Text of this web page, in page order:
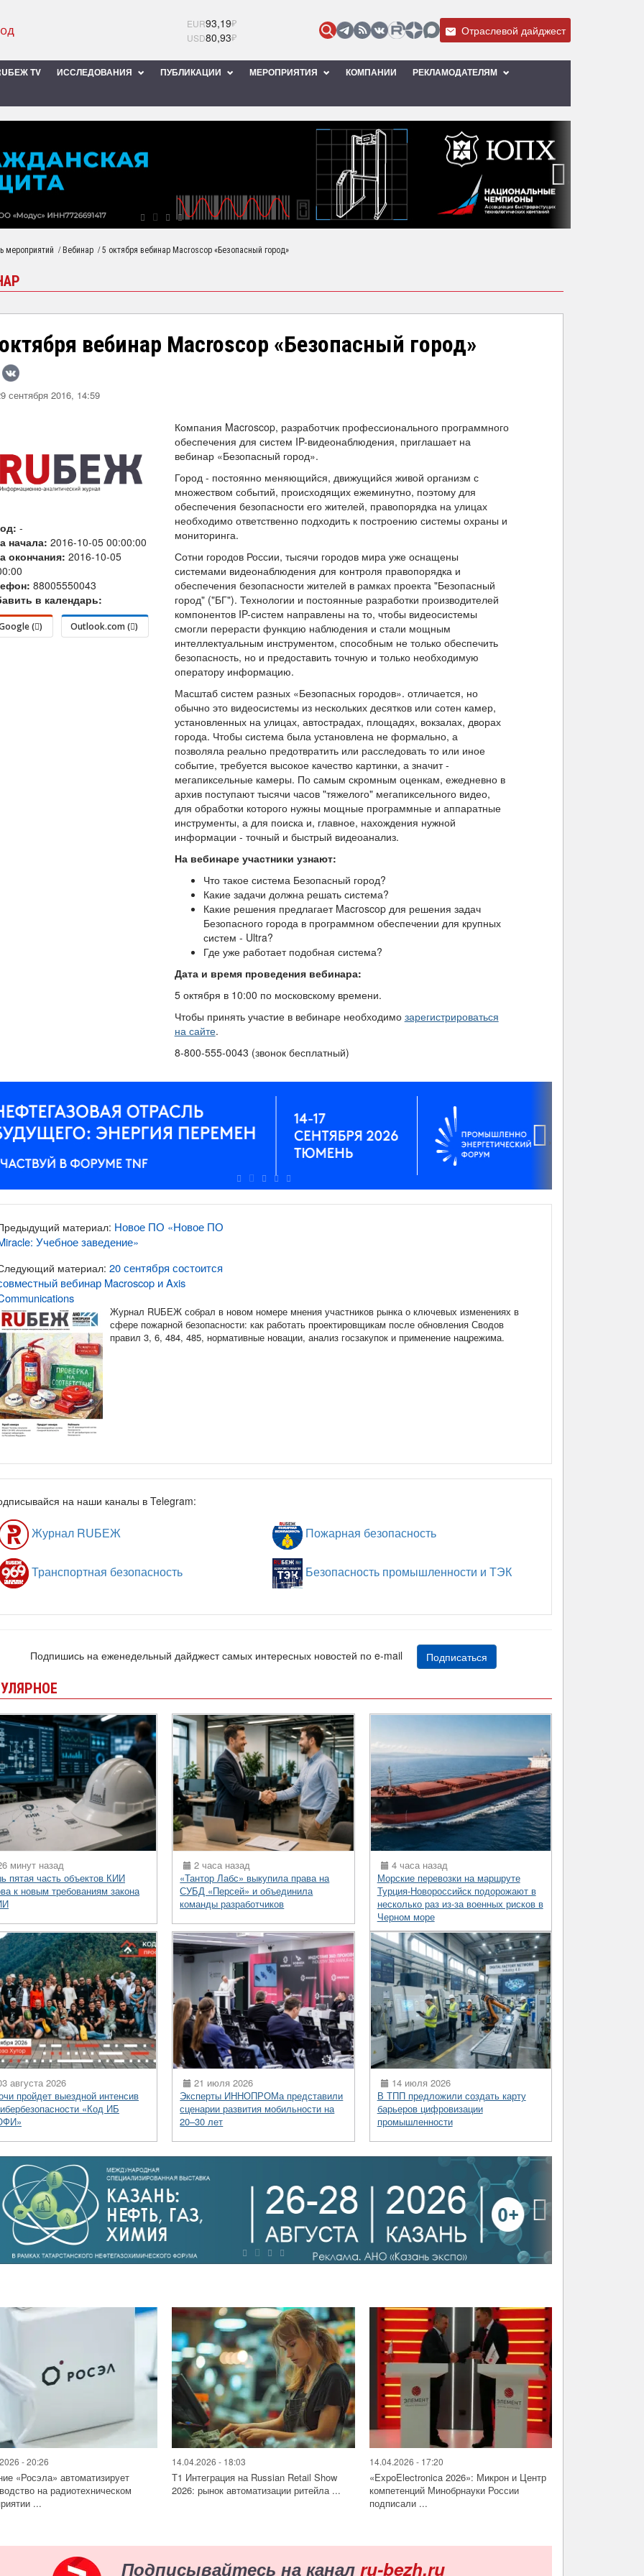
EUR93,19₽
USD80,93₽ Отраслевой дайджест
TV ИССЛЕДОВАНИЯ ПУБЛИКАЦИИ МЕРОПРИЯТИЯ КОМПАНИИ РЕКЛАМОДАТЕЛЯМ
мероприятий / Вебинар /5 октября вебинар Macroscop «Безопасный город»
вебинар Macroscop «Безопасный город»
сентября 2016, 14:59
-
начала: 2016-10-05 00:00:00
окончания: 2016-10-05
88005550043
в календарь:
( ) Outlook.com ( )
Компания Macroscop, разработчик профессионального программного
обеспечения для систем IP-видеонаблюдения, приглашает на
вебинар «Безопасный город».
Город - постоянно меняющийся, движущийся живой организм с
множеством событий, происходящих ежеминутно, поэтому для
обеспечения безопасности его жителей, правопорядка на улицах
необходимо ответственно подходить к построению системы охраны и
мониторинга.
Сотни городов России, тысячи городов мира уже оснащены
системами видеонаблюдения для контроля правопорядка и
обеспечения безопасности жителей в рамках проекта "Безопасный
город" ("БГ"). Технологии и постоянные разработки производителей
компонентов IP-систем направлены на то, чтобы видеосистемы
смогли перерасти функцию наблюдения и стали мощным
интеллектуальным инструментом, способным не только обеспечить
безопасность, но и предоставить точную и только необходимую
оператору информацию.
Масштаб систем разных «Безопасных городов». отличается, но
обычно это видеосистемы из нескольких десятков или сотен камер,
установленных на улицах, автострадах, площадях, вокзалах, дворах
города. Чтобы система была установлена не формально, а
позволяла реально предотвратить или расследовать то или иное
событие, требуется высокое качество картинки, а значит -
мегапиксельные камеры. По самым скромным оценкам, ежедневно в
архив поступают тысячи часов "тяжелого" мегапиксельного видео,
для обработки которого нужны мощные программные и аппаратные
инструменты, а для поиска и, главное, нахождения нужной
информации - точный и быстрый видеоанализ.
На вебинаре участники узнают:
Что такое система Безопасный город?
Какие задачи должна решать система?
Какие решения предлагает Macroscop для решения задач
Безопасного города в программном обеспечении для крупных
систем - Ultra?
Где уже работает подобная система?
Дата и время проведения вебинара:
5 октября в 10:00 по московскому времени.
Чтобы принять участие в вебинаре необходимо зарегистрироваться
на сайте.
8-800-555-0043 (звонок бесплатный)
›
материал: Новое ПО «Новое ПО
Учебное заведение»
материал: 20 сентября состоится
вебинар Macroscop и Axis
Журнал RUБЕЖ собрал в новом номере мнения участников рынка о ключевых изменениях в
сфере пожарной безопасности: как работать проектировщикам после обновления Сводов
правил 3, 6, 484, 485, нормативные новации, анализ госзакупок и применение нацрежима.
на наши каналы в Telegram:
Журнал RUБЕЖ Пожарная безопасность
Транспортная безопасность Безопасность промышленности и ТЭК
Подпишись на еженедельный дайджест самых интересных новостей по e-mail Подписаться
минут назад
пятая часть объектов КИИ
к новым требованиям закона
2 часа назад
«Тантор Лабс» выкупила права на
СУБД «Персей» и объединила
команды разработчиков
4 часа назад
Морские перевозки на маршруте
Турция-Новороссийск подорожают в
несколько раз из-за военных рисков в
Черном море
августа 2026
пройдет выездной интенсив
«Код ИБ
21 июля 2026
Эксперты ИННОПРОМа представили
сценарии развития мобильности на
20–30 лет
14 июля 2026
В ТПП предложили создать карту
барьеров цифровизации
промышленности
›
- 20:26
«Росэла» автоматизирует
на радиотехническом
...
14.04.2026 - 18:03
Т1 Интеграция на Russian Retail Show
2026: рынок автоматизации ритейла ...
14.04.2026 - 17:20
«ExpoElectronica 2026»: Микрон и Центр
компетенций Минобрнауки России
подписали ...
Подписывайтесь на канал ru-bezh.ru